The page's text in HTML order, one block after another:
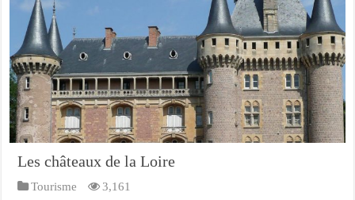
Les châteaux de la Loire
Tourisme 3,161